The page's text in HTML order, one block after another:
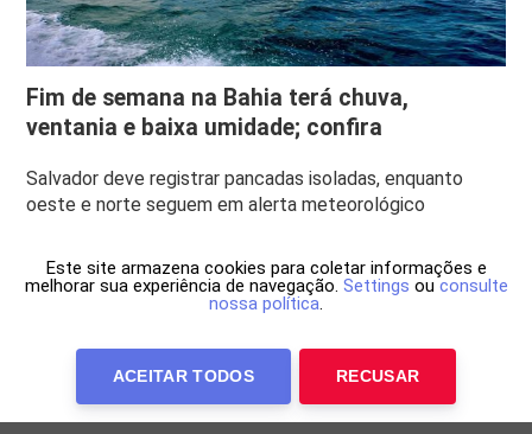
Fim de semana na Bahia terá chuva,
ventania e baixa umidade; confira
Salvador deve registrar pancadas isoladas, enquanto
oeste e norte seguem em alerta meteorológico
Este site armazena cookies para coletar informações e
melhorar sua experiência de navegação. Settings ou consulte
nossa política.
ACEITAR TODOS RECUSAR